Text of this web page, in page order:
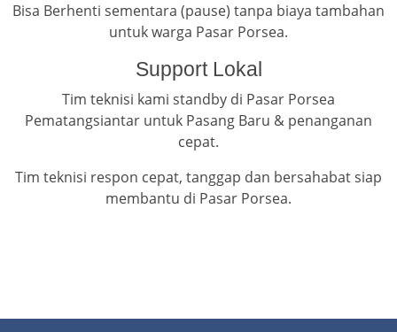
Bisa Berhenti sementara (pause) tanpa biaya tambahan
untuk warga Pasar Porsea.
Support Lokal
Tim teknisi kami standby di Pasar Porsea
Pematangsiantar untuk Pasang Baru & penanganan
cepat.
Tim teknisi respon cepat, tanggap dan bersahabat siap
membantu di Pasar Porsea.